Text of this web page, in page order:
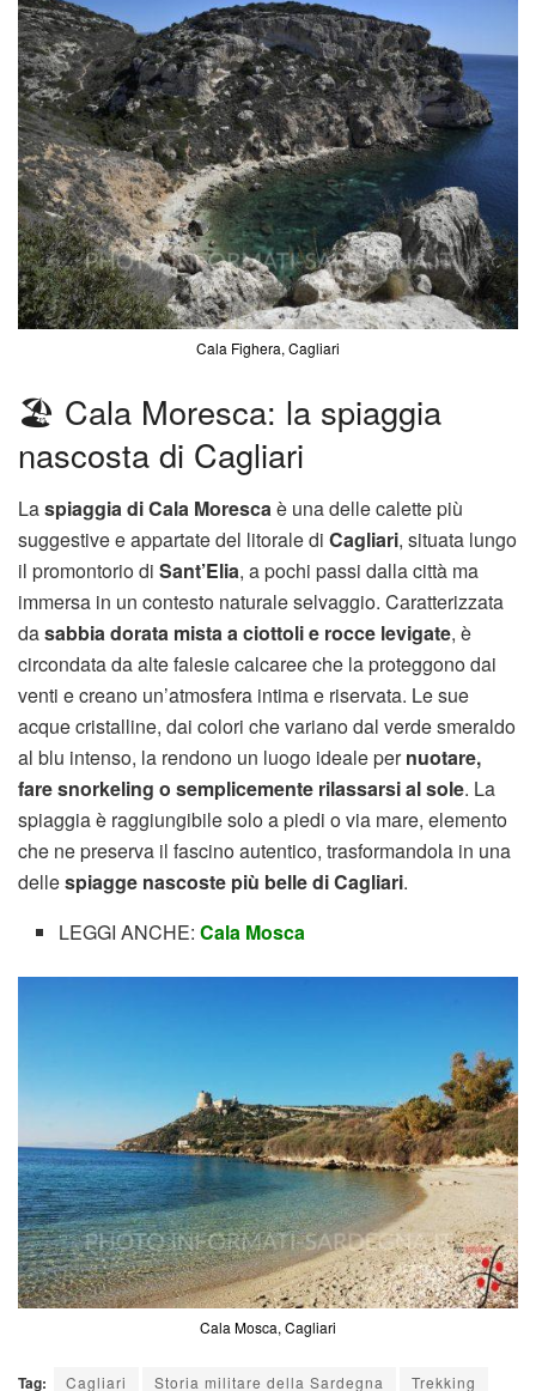
Cala Fighera, Cagliari
🏖️ Cala Moresca: la spiaggia
nascosta di Cagliari
Laspiaggia di Cala Morescaè una delle calette più
suggestive e appartate del litorale di Cagliari, situata lungo
il promontorio di Sant’Elia, a pochi passi dalla città ma
immersa in un contesto naturale selvaggio. Caratterizzata
dasabbia dorata mista a ciottoli e rocce levigate, è
circondata da alte falesie calcaree che la proteggono dai
venti e creano un’atmosfera intima e riservata. Le sue
acque cristalline, dai colori che variano dal verde smeraldo
al blu intenso, la rendono un luogo ideale pernuotare,
fare snorkeling o semplicemente rilassarsi al sole. La
spiaggia è raggiungibile solo a piedi o via mare, elemento
che ne preserva il fascino autentico, trasformandola in una
dellespiagge nascoste più belle di Cagliari.
LEGGI ANCHE: Cala Mosca
Cala Mosca, Cagliari
Tag: Cagliari Storia militare della Sardegna Trekking